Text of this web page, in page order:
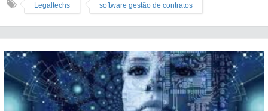
Legaltechs software gestão de contratos